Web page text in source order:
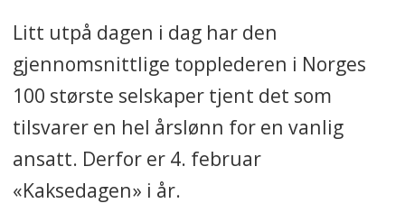
Litt utpå dagen i dag har den
gjennomsnittlige topplederen i Norges
100 største selskaper tjent det som
tilsvarer en hel årslønn for en vanlig
ansatt. Derfor er 4. februar
«Kaksedagen» i år.